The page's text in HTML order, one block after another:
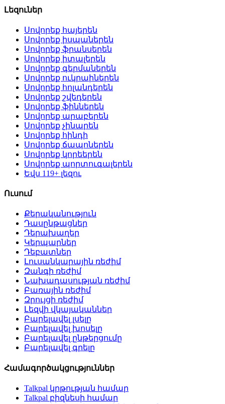
Լեզուներ
Սովորեք հայերեն
Սովորեք իսպաներեն
Սովորեք ֆրանսերեն
Սովորեք իտալերեն
Սովորեք գերմաներեն
Սովորեք ուկրաիներեն
Սովորեք հոլանդերեն
Սովորեք շվեդերեն
Սովորեք ֆիններեն
Սովորեք արաբերեն
Սովորեք չինարեն
Սովորեք հինդի
Սովորեք ճապոներեն
Սովորեք կորեերեն
Սովորեք պորտուգալերեն
Եվս 119+ լեզու
Ուսում
Քերականություն
Դասընթացներ
Դերախաղեր
Կերպարներ
Դեբատներ
Լուսանկարային ռեժիմ
Զանգի ռեժիմ
Նախադասության ռեժիմ
Բառային ռեժիմ
Զրույցի ռեժիմ
Լեզվի վկայականներ
Բարելավել լսելը
Բարելավել խոսելը
Բարելավել ընթերցումը
Բարելավել գրելը
Համագործակցություններ
Talkpal կրթության համար
Talkpal բիզնեսի համար